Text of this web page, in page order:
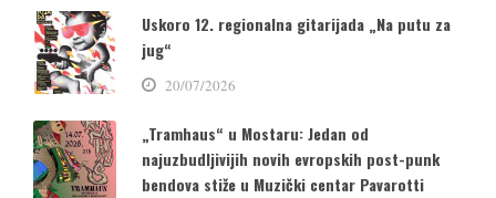
Uskoro 12. regionalna gitarijada „Na putu za
jug“
20/07/2026
„Tramhaus“ u Mostaru: Jedan od
najuzbudljivijih novih evropskih post-punk
bendova stiže u Muzički centar Pavarotti